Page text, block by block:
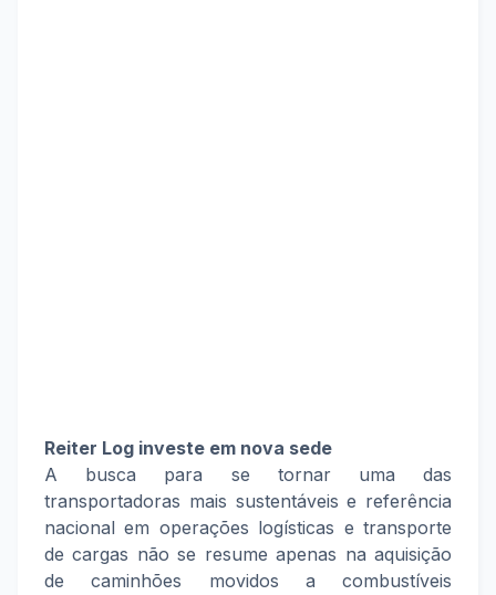
Reiter Log investe em nova sede
A busca para se tornar uma das
transportadoras mais sustentáveis e referência
nacional em operações logísticas e transporte
de cargas não se resume apenas na aquisição
de caminhões movidos a combustíveis